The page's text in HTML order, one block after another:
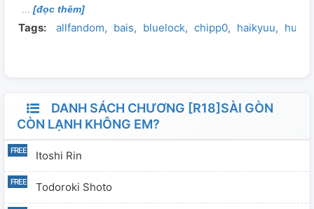
[đọc thêm]
Tags: allfandom bais bluelock chipp0 haikyuu hus
DANH SÁCH CHƯƠNG [R18]SÀI GÒN
CÒN LẠNH KHÔNG EM?
Itoshi Rin
Todoroki Shoto